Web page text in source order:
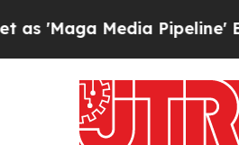
Media Pipeline' Backfires